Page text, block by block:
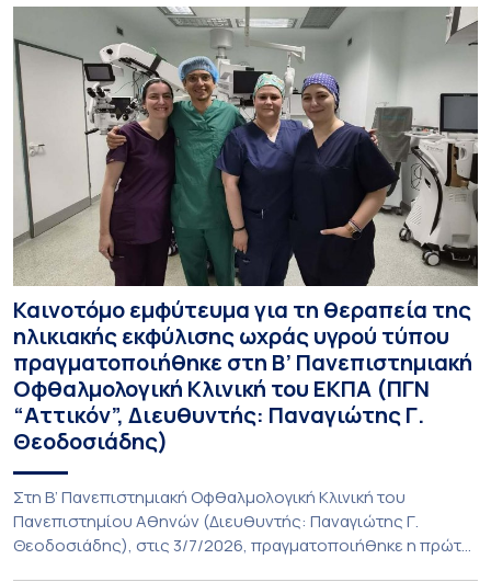
Καινοτόμο εμφύτευμα για τη θεραπεία της
ηλικιακής εκφύλισης ωχράς υγρού τύπου
πραγματοποιήθηκε στη Β’ Πανεπιστημιακή
Οφθαλμολογική Κλινική του ΕΚΠΑ (ΠΓΝ
“Αττικόν”, Διευθυντής: Παναγιώτης Γ.
Θεοδοσιάδης)
Στη Β’ Πανεπιστημιακή Οφθαλμολογική Κλινική του
Πανεπιστημίου Αθηνών (Διευθυντής: Παναγιώτης Γ.
Θεοδοσιάδης), στις 3/7/2026, πραγματοποιήθηκε η πρώτη